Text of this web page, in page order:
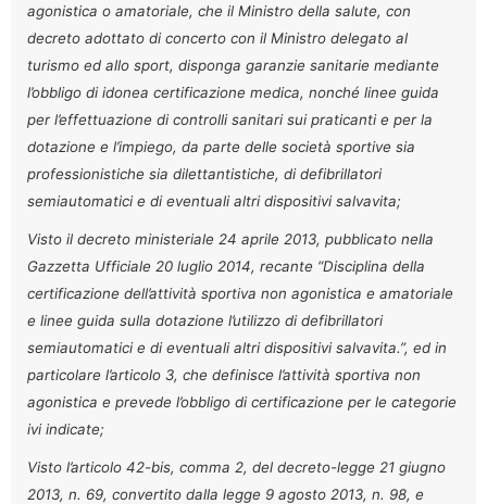
agonistica o amatoriale, che il Ministro della salute, con
decreto adottato di concerto con il Ministro delegato al
turismo ed allo sport, disponga garanzie sanitarie mediante
l’obbligo di idonea certificazione medica, nonché linee guida
per l’effettuazione di controlli sanitari sui praticanti e per la
dotazione e l’impiego, da parte delle società sportive sia
professionistiche sia dilettantistiche, di defibrillatori
semiautomatici e di eventuali altri dispositivi salvavita;
Visto il decreto ministeriale 24 aprile 2013, pubblicato nella
Gazzetta Ufficiale 20 luglio 2014, recante “Disciplina della
certificazione dell’attività sportiva non agonistica e amatoriale
e linee guida sulla dotazione l’utilizzo di defibrillatori
semiautomatici e di eventuali altri dispositivi salvavita.”, ed in
particolare l’articolo 3, che definisce l’attività sportiva non
agonistica e prevede l’obbligo di certificazione per le categorie
ivi indicate;
Visto l’articolo 42-bis, comma 2, del decreto-legge 21 giugno
2013, n. 69, convertito dalla legge 9 agosto 2013, n. 98, e